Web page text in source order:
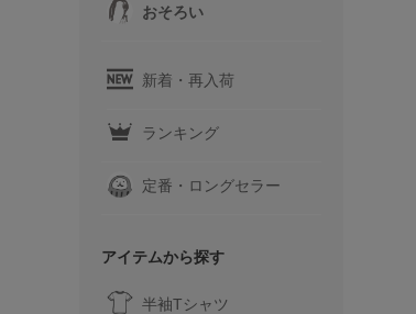
おそろい
新着・再入荷
ランキング
定番・ロングセラー
アイテムから探す
半袖Tシャツ